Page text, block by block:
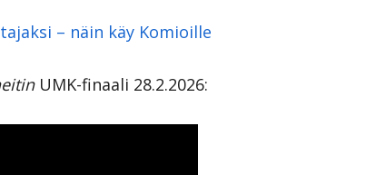
– näin käy Komioille
UMK-finaali 28.2.2026: